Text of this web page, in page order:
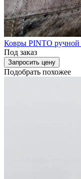
Ковры PINTO ручной
Под заказ
Запросить цену
Подобрать похожее